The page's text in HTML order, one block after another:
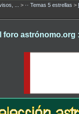
... > ·· Temas 5 estrellas >
foro astrónomo.org